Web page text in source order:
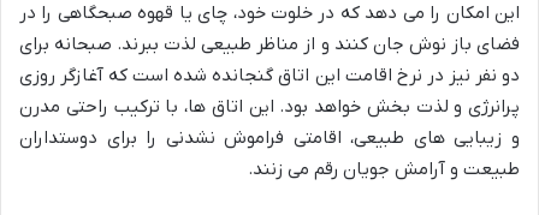
این امکان را می دهد که در خلوت خود، چای یا قهوه صبحگاهی را در
فضای باز نوش جان کنند و از مناظر طبیعی لذت ببرند. صبحانه برای
دو نفر نیز در نرخ اقامت این اتاق گنجانده شده است که آغازگر روزی
پرانرژی و لذت بخش خواهد بود. این اتاق ها، با ترکیب راحتی مدرن
و زیبایی های طبیعی، اقامتی فراموش نشدنی را برای دوستداران
طبیعت و آرامش جویان رقم می زنند.